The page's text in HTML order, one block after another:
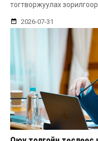
тогтворжуулах
2026-07-31